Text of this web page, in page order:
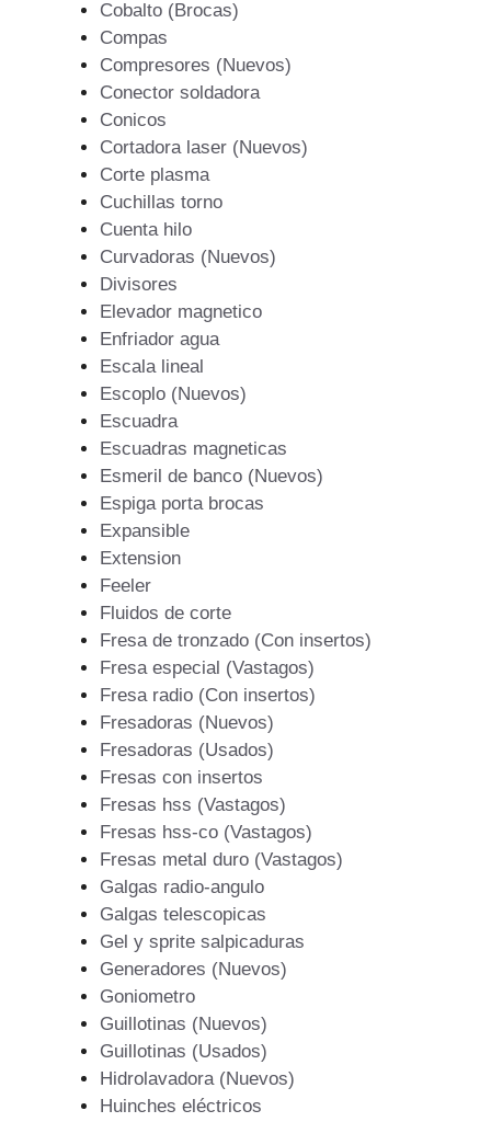
Cobalto (Brocas)
Compas
Compresores (Nuevos)
Conector soldadora
Conicos
Cortadora laser (Nuevos)
Corte plasma
Cuchillas torno
Cuenta hilo
Curvadoras (Nuevos)
Divisores
Elevador magnetico
Enfriador agua
Escala lineal
Escoplo (Nuevos)
Escuadra
Escuadras magneticas
Esmeril de banco (Nuevos)
Espiga porta brocas
Expansible
Extension
Feeler
Fluidos de corte
Fresa de tronzado (Con insertos)
Fresa especial (Vastagos)
Fresa radio (Con insertos)
Fresadoras (Nuevos)
Fresadoras (Usados)
Fresas con insertos
Fresas hss (Vastagos)
Fresas hss-co (Vastagos)
Fresas metal duro (Vastagos)
Galgas radio-angulo
Galgas telescopicas
Gel y sprite salpicaduras
Generadores (Nuevos)
Goniometro
Guillotinas (Nuevos)
Guillotinas (Usados)
Hidrolavadora (Nuevos)
Huinches eléctricos